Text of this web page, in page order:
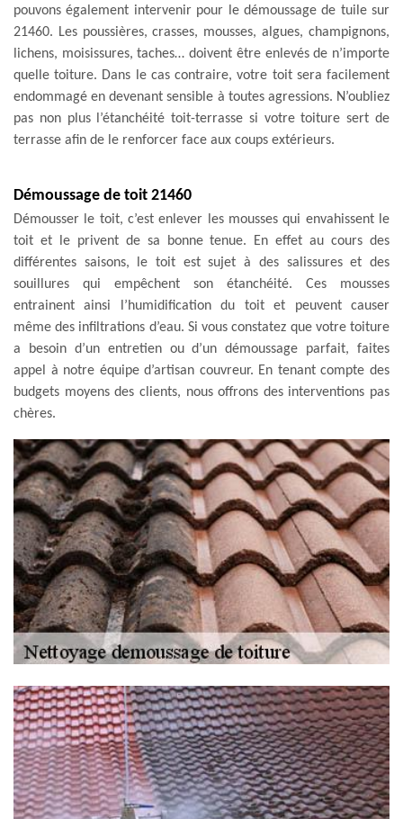
pouvons également intervenir pour le démoussage de tuile sur
21460. Les poussières, crasses, mousses, algues, champignons,
lichens, moisissures, taches… doivent être enlevés de n’importe
quelle toiture. Dans le cas contraire, votre toit sera facilement
endommagé en devenant sensible à toutes agressions. N’oubliez
pas non plus l’étanchéité toit-terrasse si votre toiture sert de
terrasse afin de le renforcer face aux coups extérieurs.
Démoussage de toit 21460
Démousser le toit, c’est enlever les mousses qui envahissent le
toit et le privent de sa bonne tenue. En effet au cours des
différentes saisons, le toit est sujet à des salissures et des
souillures qui empêchent son étanchéité. Ces mousses
entrainent ainsi l’humidification du toit et peuvent causer
même des infiltrations d’eau. Si vous constatez que votre toiture
a besoin d’un entretien ou d’un démoussage parfait, faites
appel à notre équipe d’artisan couvreur. En tenant compte des
budgets moyens des clients, nous offrons des interventions pas
chères.